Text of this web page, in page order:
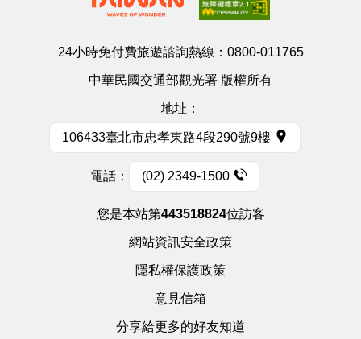
24小時免付費旅遊諮詢熱線： 0800-011765
中華民國交通部觀光署 版權所有
地址：
106433臺北市忠孝東路4段290號9樓
電話： (02) 2349-1500
您是本站第443518824位訪客
網站資訊安全政策
隱私權保護政策
意見信箱
分享給更多的好友知道